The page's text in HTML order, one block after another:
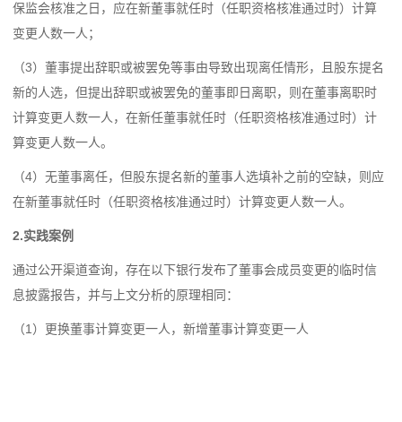
保监会核准之日，应在新董事就任时（任职资格核准通过时）计算
变更人数一人；
（3）董事提出辞职或被罢免等事由导致出现离任情形，且股东提名
新的人选，但提出辞职或被罢免的董事即日离职，则在董事离职时
计算变更人数一人，在新任董事就任时（任职资格核准通过时）计
算变更人数一人。
（4）无董事离任，但股东提名新的董事人选填补之前的空缺，则应
在新董事就任时（任职资格核准通过时）计算变更人数一人。
2.实践案例
通过公开渠道查询，存在以下银行发布了董事会成员变更的临时信
息披露报告，并与上文分析的原理相同：
（1）更换董事计算变更一人，新增董事计算变更一人